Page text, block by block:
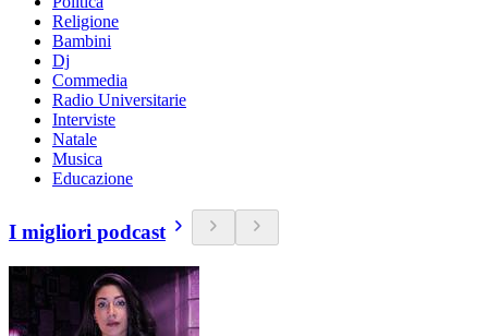
Religione
Bambini
Dj
Commedia
Radio Universitarie
Interviste
Natale
Musica
Educazione
I migliori podcast